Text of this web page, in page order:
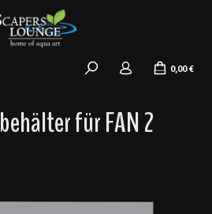
0,00 €
für FAN 2